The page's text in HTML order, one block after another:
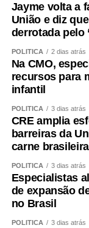
Jayme volta a
União e diz
derrotada pelo
POLÍTICA 2 dias atrás
Na CMO,
recursos para
infantil
POLÍTICA 3 dias atrás
CRE amplia
barreiras da
carne brasileira
POLÍTICA 3 dias atrás
Especialistas
de expansão
no Brasil
POLÍTICA 3 dias atrás